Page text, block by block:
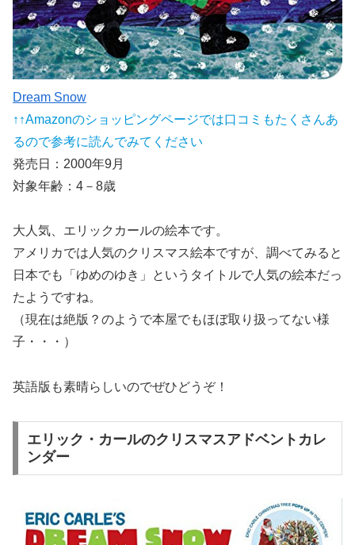
Dream Snow
↑↑Amazonのショッピングページでは口コミもたくさんあ
るので参考に読んでみてください
発売日：2000年9月
対象年齢：4－8歳
大人気、 エリックカールの絵本です。
アメリカでは人気のクリスマス絵本ですが、調べてみると
日本でも「ゆめのゆき」というタイトルで人気の絵本だっ
たようですね。
（現在は絶版？のようで本屋でもほぼ取り扱ってない様
子・・・）
英語版も素晴らしいのでぜひどうぞ！
エリック・カールのクリスマスアドベントカレ
ンダー